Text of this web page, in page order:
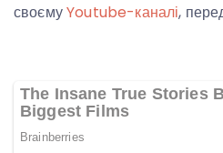
своємуYoutube-каналі,